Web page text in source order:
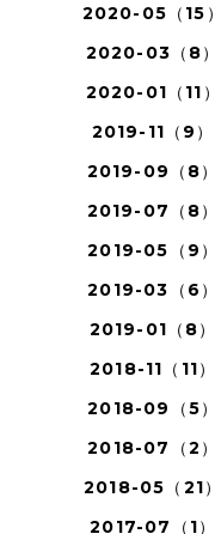
2020-05（15）
2020-03（8）
2020-01（11）
2019-11（9）
2019-09（8）
2019-07（8）
2019-05（9）
2019-03（6）
2019-01（8）
2018-11（11）
2018-09（5）
2018-07（2）
2018-05（21）
2017-07（1）